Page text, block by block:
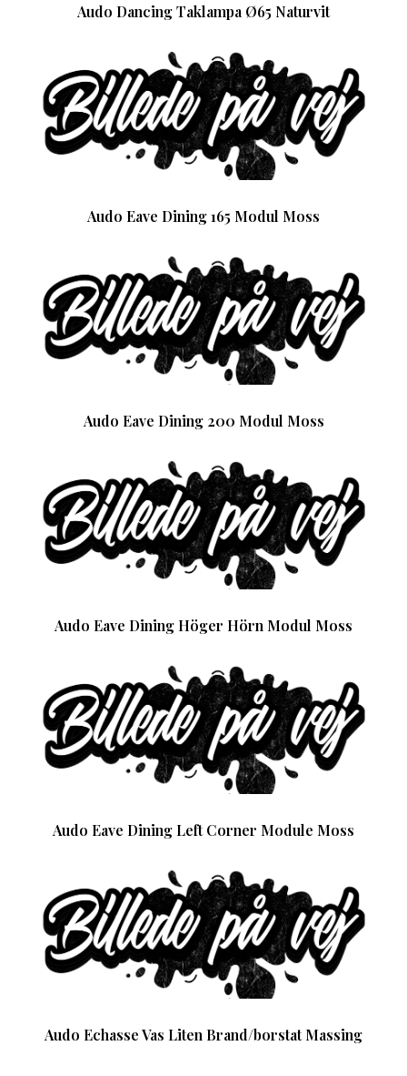
Audo Dancing Taklampa Ø65 Naturvit
Audo Eave Dining 165 Modul Moss
Audo Eave Dining 200 Modul Moss
Audo Eave Dining Höger Hörn Modul Moss
Audo Eave Dining Left Corner Module Moss
Audo Echasse Vas Liten Brand/borstat Massing